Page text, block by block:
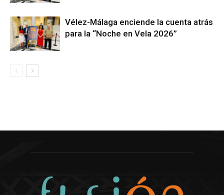
Vélez-Málaga enciende la cuenta atrás
para la “Noche en Vela 2026”